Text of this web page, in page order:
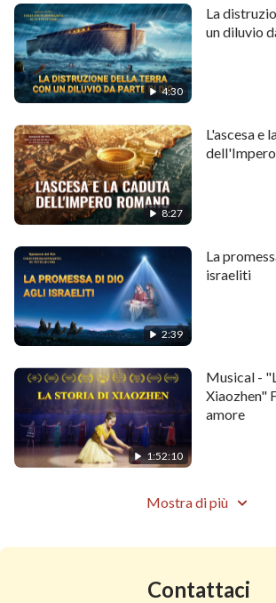
le cose” – Documentario in italiano
4:30
La
un diluvio
8:27
L'ascesa e
2:39
La
israeliti
1:52:10
Musical -
Xiaozhen"
amore
Mostra di più
Contattaci